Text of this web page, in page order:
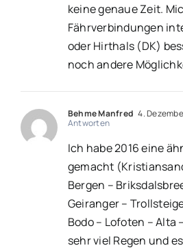
keine genaue Zeit.
Fährverbindungen
oder Hirthals (DK)
noch andere
Behme Manfred 4.
Antworten
Ich habe 2016 eine
gemacht
Bergen –
Geiranger –
Bodo – Lofoten – Alta
sehr viel Regen und